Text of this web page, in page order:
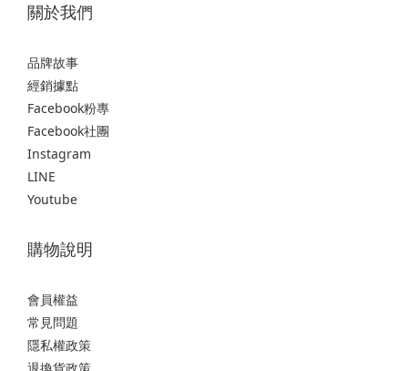
關於我們
品牌故事
經銷據點
Facebook粉專
Facebook社團
Instagram
LINE
Youtube
購物說明
會員權益
常見問題
隱私權政策